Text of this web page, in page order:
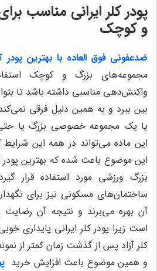
پودر کلر ایرانی مناسب
و کوچک
ضدعفونی فوق العاده با بهترین پودر
مجموعه‌های بزرگ و کوچک
واکنش‌دهی مناسبی داشته باشد تا
بین ببرد و به همین دلیل فرقی
یا یک مجموعه خصوصی بزرگ یا
این ماده می‌تواند در همه این شرایط
این موضوع باعث شده که بهترین پودر
بزرگ ورزشی مورد استفاده قرار
ساختمان‌های مسکونی نیز برای
آن بهره می‌برند و نتیجه‌ آن رضایت
است زیرا پودر کلر ایرانی پایداری
کلر آزاد پس از گذشت زمان کمتر از
و همین موضوع باعث افزایش خرید